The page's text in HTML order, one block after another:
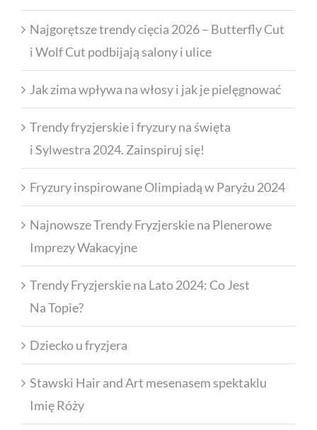
Najgorętsze trendy cięcia 2026 – Butterfly Cut
i Wolf Cut podbijają salony i ulice
Jak zima wpływa na włosy i jak je pielęgnować
Trendy fryzjerskie i fryzury na święta
i Sylwestra 2024. Zainspiruj się!
Fryzury inspirowane Olimpiadą w Paryżu 2024
Najnowsze Trendy Fryzjerskie na Plenerowe
Imprezy Wakacyjne
Trendy Fryzjerskie na Lato 2024: Co Jest
Na Topie?
Dziecko u fryzjera
Stawski Hair and Art mesenasem spektaklu
Imię Róży